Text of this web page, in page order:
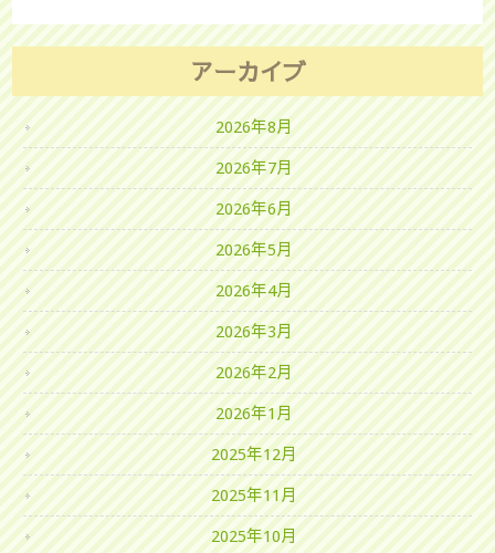
アーカイブ
2026年8月
2026年7月
2026年6月
2026年5月
2026年4月
2026年3月
2026年2月
2026年1月
2025年12月
2025年11月
2025年10月